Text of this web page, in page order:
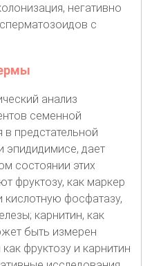
негативно
с
анализ
семенной
в предстательной
эпидидимисе, дает
состоянии этих
фруктозу, как маркер
кислотную фосфатазу,
карнитин, как
быть измерен
фруктозу и карнитин